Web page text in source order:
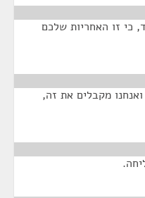
כי זו האחריות שלכם
מקבלים את זה,